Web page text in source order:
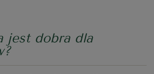
jest dobra dla